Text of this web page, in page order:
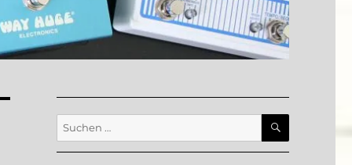
Suche
nach:
SUCHEN